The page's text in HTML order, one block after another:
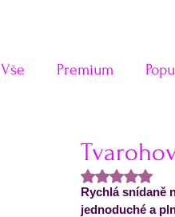
Vše Premium
Velikonoce
Hodnoceno
Rychlá snídaně
jednoduché a